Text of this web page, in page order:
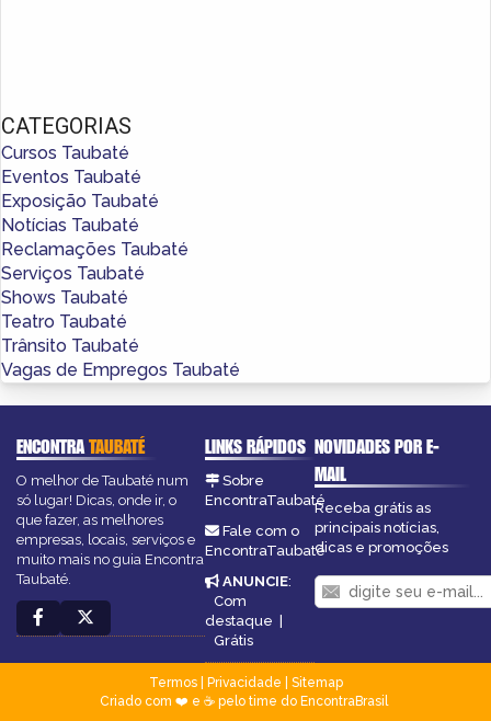
CATEGORIAS
Cursos Taubaté
Eventos Taubaté
Exposição Taubaté
Notícias Taubaté
Reclamações Taubaté
Serviços Taubaté
Shows Taubaté
Teatro Taubaté
Trânsito Taubaté
Vagas de Empregos Taubaté
ENCONTRATAUBATÉ
O melhor de Taubaté num
só lugar! Dicas, onde ir, o
que fazer, as melhores
empresas, locais, serviços e
muito mais no guia Encontra
Taubaté.
LINKS RÁPIDOS
Sobre
EncontraTaubaté
Fale com o
EncontraTaubaté
ANUNCIE:
Com
destaque
Grátis
NOVIDADES POR E-
MAIL
Receba grátis as
principais notícias,
dicas e promoções
Termos| Privacidade
Sitemap
Criado com ❤️ e ☕ pelo time do EncontraBrasil